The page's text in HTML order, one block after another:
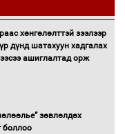
хөнгөлөлттэй зээлээр
дүнд шатахуун хадгалах
ашиглалтад орж
зөвлөлдөх
боллоо